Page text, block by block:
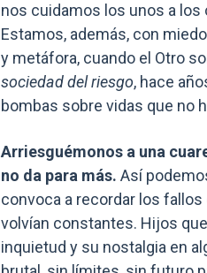
nos cuidamos los unos a los
Estamos, además, con
y metáfora, cuando el Otro
sociedad del riesgo, hace
bombas sobre vidas que no
Arriesguémonos a una
no da para más. Así
convoca a recordar los
volvían constantes. Hijos
inquietud y su nostalgia en